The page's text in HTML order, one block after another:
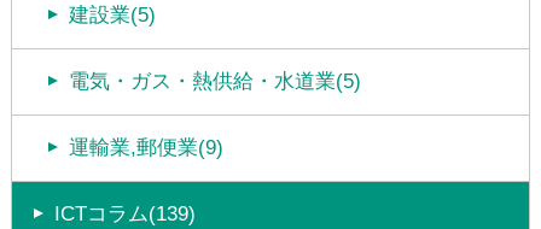
建設業(5)
電気・ガス・熱供給・水道業(5)
運輸業,郵便業(9)
ICTコラム(139)